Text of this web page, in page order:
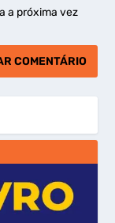
a próxima vez